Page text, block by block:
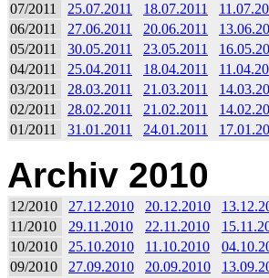
07/2011
25.07.2011 18.07.2011
06/2011
27.06.2011 20.06.2011
05/2011
30.05.2011 23.05.2011
04/2011
25.04.2011 18.04.2011
03/2011
28.03.2011 21.03.2011
02/2011
28.02.2011 21.02.2011
01/2011
31.01.2011 24.01.2011
Archiv 2010
12/2010 27.12.2010 20.12.2010
11/2010
29.11.2010 22.11.2010
10/2010
25.10.2010 11.10.2010
09/2010
27.09.2010 20.09.2010